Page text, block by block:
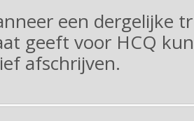
een dergelijke
geeft voor HCQ
afschrijven.